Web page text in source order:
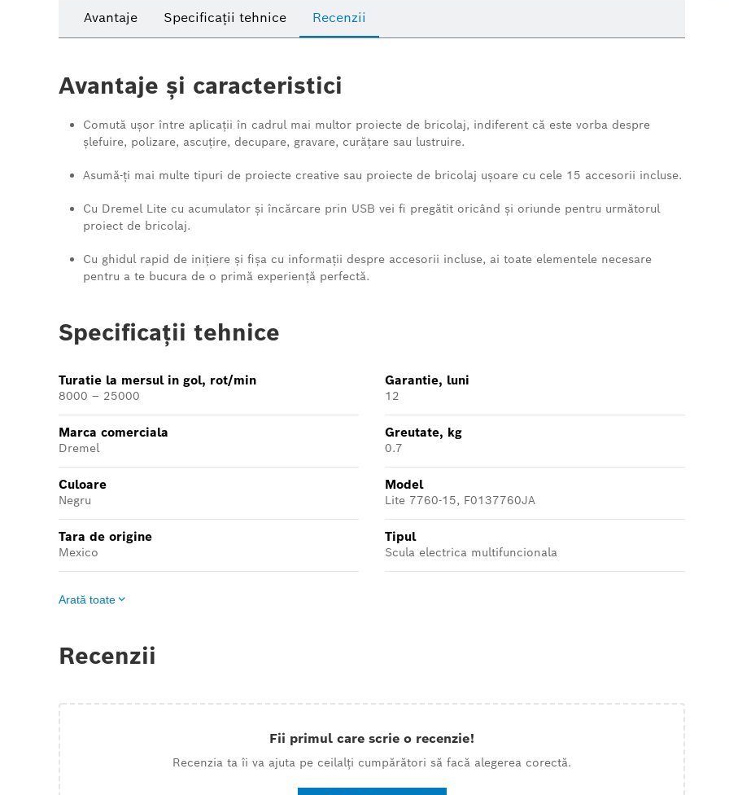
Avantaje Specificații tehnice Recenzii
Avantaje și caracteristici
Comută uşor între aplicaţii în cadrul mai multor proiecte de bricolaj, indiferent că este vorba despre
şlefuire, polizare, ascuţire, decupare, gravare, curăţare sau lustruire.
Asumă-ţi mai multe tipuri de proiecte creative sau proiecte de bricolaj uşoare cu cele 15 accesorii incluse.
Cu Dremel Lite cu acumulator şi încărcare prin USB vei fi pregătit oricând şi oriunde pentru următorul
proiect de bricolaj.
Cu ghidul rapid de iniţiere şi fişa cu informaţii despre accesorii incluse, ai toate elementele necesare
pentru a te bucura de o primă experienţă perfectă.
Specificații tehnice
Turatie la mersul in gol, rot/min
8000 – 25000
Garantie, luni
12
Marca comerciala
Dremel
Greutate, kg
0.7
Culoare
Negru
Model
Lite 7760-15, F0137760JA
Tara de origine
Mexico
Tipul
Scula electrica multifuncionala
Arată toate
Recenzii
Fii primul care scrie o recenzie!
Recenzia ta îi va ajuta pe ceilalți cumpărători să facă alegerea corectă.